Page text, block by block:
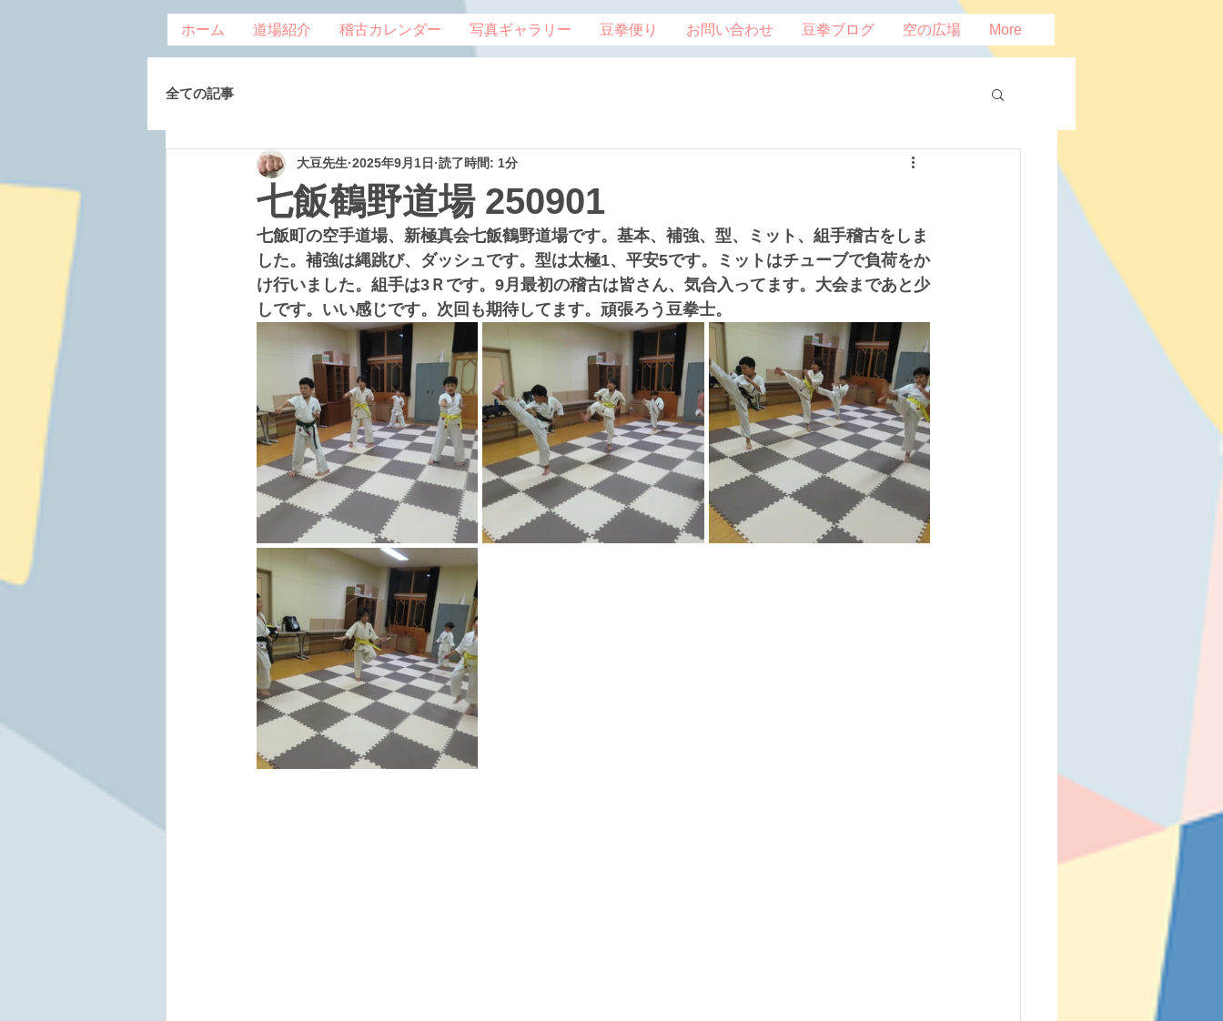
ホーム 道場紹介 稽古カレンダー 写真ギャラリー 豆拳便り お問い合わせ 豆拳ブログ 空の広場 More
全ての記事
七飯鶴野道場 250901
大豆先生 2025年9月1日 読了時間: 1分
七飯町の空手道場、新極真会七飯鶴野道場です。基本、補強、型、ミット、組手稽古をしま
した。補強は縄跳び、ダッシュです。型は太極1、平安5です。ミットはチューブで負荷をか
け行いました。組手は3Ｒです。9月最初の稽古は皆さん、気合入ってます。大会まであと少
しです。いい感じです。次回も期待してます。頑張ろう豆拳士。